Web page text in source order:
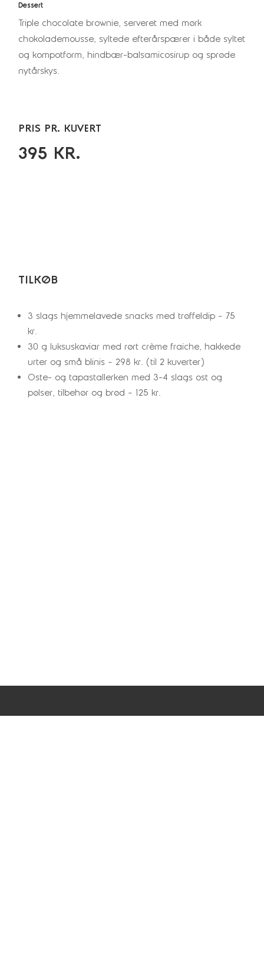
Dessert
Triple chocolate brownie, serveret med mørk
chokolademousse, syltede efterårspærer i både syltet
og kompotform, hindbær-balsamico­sirup og sprøde
nytårskys.
PRIS PR. KUVERT
395 KR.
TILKØB
3 slags hjemmelavede snacks med trøffeldip – 75
kr.
30 g luksuskaviar med rørt crème fraiche, hakkede
urter og små blinis – 298 kr. (til 2 kuverter)
Oste- og tapastallerken med 3–4 slags ost og
pølser, tilbehør og brød – 125 kr.